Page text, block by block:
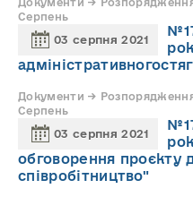
Документи →
Серпень
03 серпня 2021
Документи →
Серпень
03 серпня 2021
обговорення проєкту
співробітництво"